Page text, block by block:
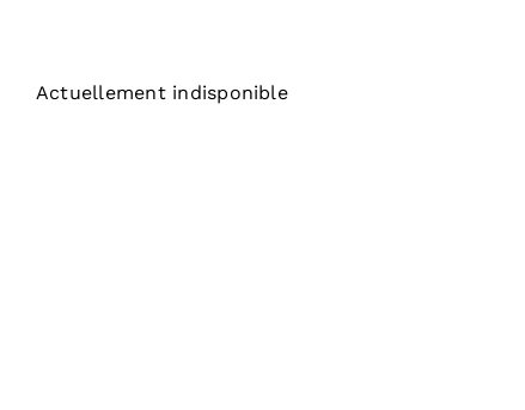
Actuellement indisponible